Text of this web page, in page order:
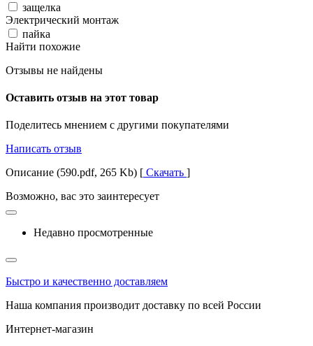
защелка
Электрический монтаж
пайка
Найти похожие
Отзывы не найдены
Оставить отзыв на этот товар
Поделитесь мнением с другими покупателями
Написать отзыв
Описание (590.pdf, 265 Kb) [ Скачать ]
Возможно, вас это заинтересует
Недавно просмотренные
Быстро и качественно доставляем
Наша компания производит доставку по всей России
Интернет-магазин